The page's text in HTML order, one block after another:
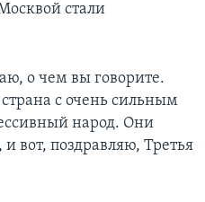
стали
о чем вы говорите.
с очень сильным
народ. Они
вот, поздравляю, Третья